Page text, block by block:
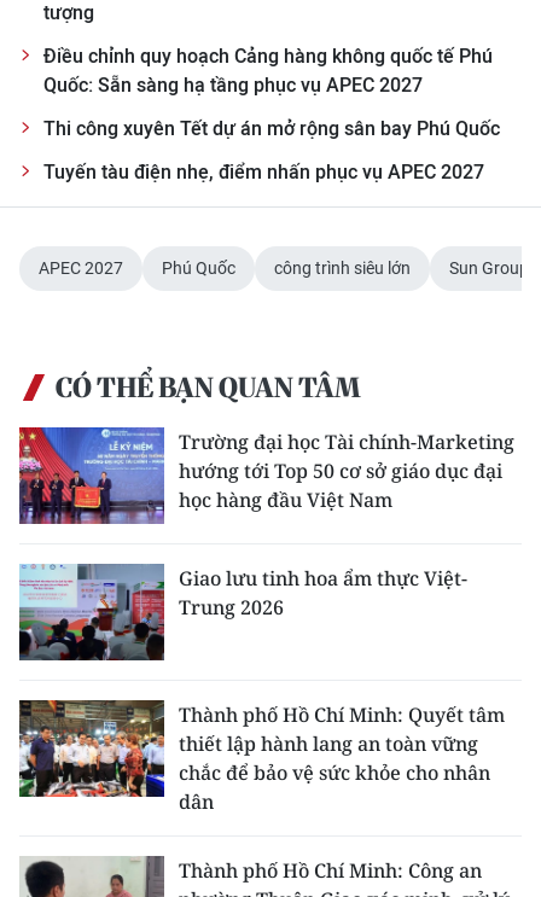
tượng
Điều chỉnh quy hoạch Cảng hàng không quốc tế Phú
Quốc: Sẵn sàng hạ tầng phục vụ APEC 2027
Thi công xuyên Tết dự án mở rộng sân bay Phú Quốc
Tuyến tàu điện nhẹ, điểm nhấn phục vụ APEC 2027
APEC 2027 Phú Quốc công trình siêu lớn Sun Group
CÓ THỂ BẠN QUAN TÂM
Trường đại học Tài chính-Marketing
hướng tới Top 50 cơ sở giáo dục đại
học hàng đầu Việt Nam
Giao lưu tinh hoa ẩm thực Việt-
Trung 2026
Thành phố Hồ Chí Minh: Quyết tâm
thiết lập hành lang an toàn vững
chắc để bảo vệ sức khỏe cho nhân
dân
Thành phố Hồ Chí Minh: Công an